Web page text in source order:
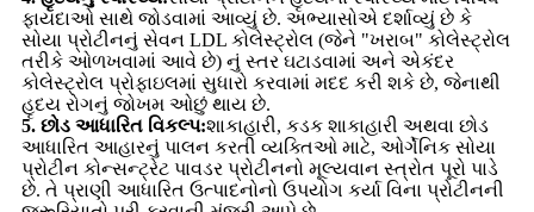
ફાયદાઓ સાથે જોડવામાં આવ્યું છે. અભ્યાસોએ દર્શાવ્યું છે કે
સોયા પ્રોટીનનું સેવન LDL કોલેસ્ટ્રોલ (જેને "ખરાબ" કોલેસ્ટ્રોલ
તરીકે ઓળખવામાં આવે છે) નું સ્તર ઘટાડવામાં અને એકંદર
કોલેસ્ટ્રોલ પ્રોફાઇલમાં સુધારો કરવામાં મદદ કરી શકે છે, જેનાથી
હૃદય રોગનું જોખમ ઓછું થાય છે.
5. છોડ આધારિત વિકલ્પ:શાકાહારી, કડક શાકાહારી અથવા છોડ
આધારિત આહારનું પાલન કરતી વ્યક્તિઓ માટે, ઓર્ગેનિક સોયા
પ્રોટીન કોન્સન્ટ્રેટ પાવડર પ્રોટીનનો મૂલ્યવાન સ્ત્રોત પૂરો પાડે
છે. તે પ્રાણી આધારિત ઉત્પાદનોનો ઉપયોગ કર્યા વિના પ્રોટીનની